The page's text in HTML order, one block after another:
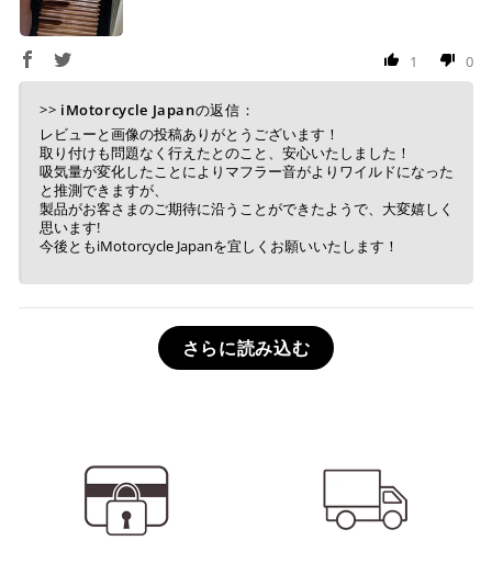
1 0
>> iMotorcycle Japanの返信：
レビューと画像の投稿ありがとうございます！
取り付けも問題なく行えたとのこと、安心いたしました！
吸気量が変化したことによりマフラー音がよりワイルドになった
と推測できますが、
製品がお客さまのご期待に沿うことができたようで、大変嬉しく
思います!
今後ともiMotorcycle Japanを宜しくお願いいたします！
さらに読み込む